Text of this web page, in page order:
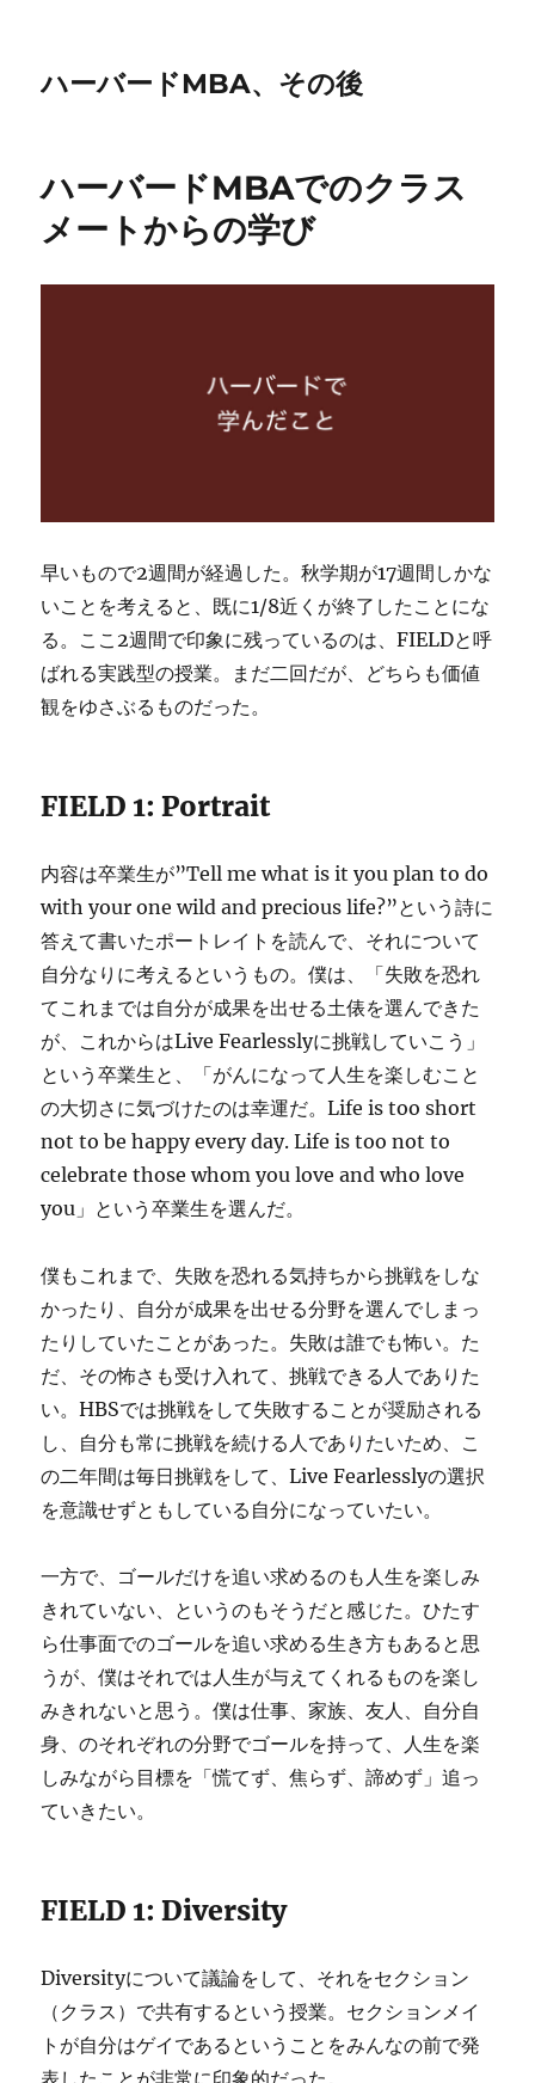
ハーバードMBA、その後
ハーバードMBAでのクラス
メートからの学び
早いもので2週間が経過した。秋学期が17週間しかな
いことを考えると、既に1/8近くが終了したことにな
る。ここ2週間で印象に残っているのは、FIELDと呼
ばれる実践型の授業。まだ二回だが、どちらも価値
観をゆさぶるものだった。
FIELD 1: Portrait
内容は卒業生が”Tell me what is it you plan to do
with your one wild and precious life?”という詩に
答えて書いたポートレイトを読んで、それについて
自分なりに考えるというもの。僕は、「失敗を恐れ
てこれまでは自分が成果を出せる土俵を選んできた
が、これからはLive Fearlesslyに挑戦していこう」
という卒業生と、「がんになって人生を楽しむこと
の大切さに気づけたのは幸運だ。Life is too short
not to be happy every day. Life is too not to
celebrate those whom you love and who love
you」という卒業生を選んだ。
僕もこれまで、失敗を恐れる気持ちから挑戦をしな
かったり、自分が成果を出せる分野を選んでしまっ
たりしていたことがあった。失敗は誰でも怖い。た
だ、その怖さも受け入れて、挑戦できる人でありた
い。HBSでは挑戦をして失敗することが奨励される
し、自分も常に挑戦を続ける人でありたいため、こ
の二年間は毎日挑戦をして、Live Fearlesslyの選択
を意識せずともしている自分になっていたい。
一方で、ゴールだけを追い求めるのも人生を楽しみ
きれていない、というのもそうだと感じた。ひたす
ら仕事面でのゴールを追い求める生き方もあると思
うが、僕はそれでは人生が与えてくれるものを楽し
みきれないと思う。僕は仕事、家族、友人、自分自
身、のそれぞれの分野でゴールを持って、人生を楽
しみながら目標を「慌てず、焦らず、諦めず」追っ
ていきたい。
FIELD 1: Diversity
Diversityについて議論をして、それをセクション
（クラス）で共有するという授業。セクションメイ
トが自分はゲイであるということをみんなの前で発